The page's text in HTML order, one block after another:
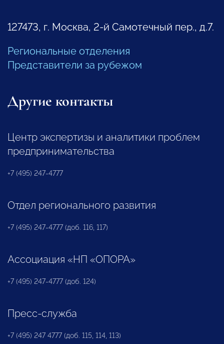
127473, г. Москва, 2-й Самотечный пер., д.7.
Региональные отделения
Представители за рубежом
Другие контакты
Центр экспертизы и аналитики проблем
предпринимательства
+7 (495) 247-4777
Отдел регионального развития
+7 (495) 247-4777 (доб. 116, 117)
Ассоциация «НП «ОПОРА»
+7 (495) 247-4777 (доб. 124)
Пресс-служба
+7 (495) 247 4777 (доб. 115, 114, 113)